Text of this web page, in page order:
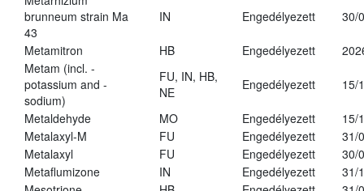
brunneum strain Ma
43
IN Engedélyezett 30/
Metamitron HB Engedélyezett
Metam (incl. -
potassium and -
sodium)
FU, IN, HB,
NE
Engedélyezett 15/
Metaldehyde MO Engedélyezett
15/
Metalaxyl-M
FU Engedélyezett
31/
Metalaxyl
FU Engedélyezett
30/
Metaflumizone
IN Engedélyezett
31/